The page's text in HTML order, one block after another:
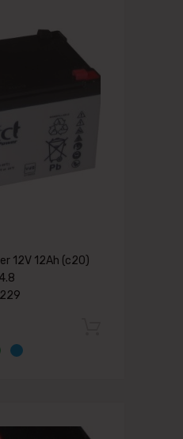
12V 12Ah (c20)